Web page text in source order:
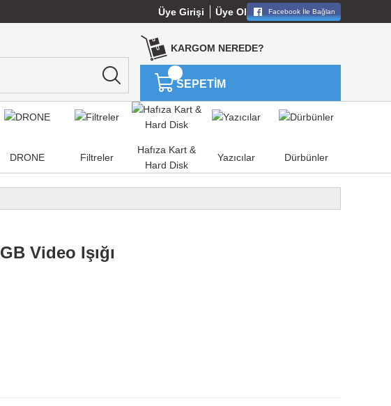
Üye Girişi Üye Ol Facebook İle Bağlan
KARGOM NEREDE?
SEPETİM
DRONE Filtreler
Hafıza Kart &
Hard Disk
Yazıcılar Dürbünler
Video Işığı